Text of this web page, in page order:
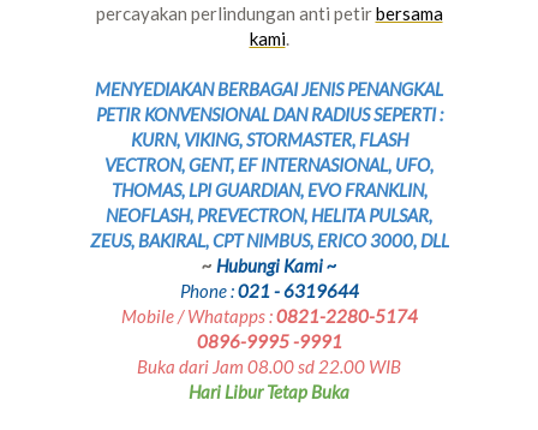
percayakan perlindungan anti petirbersama
kami.
MENYEDIAKAN BERBAGAI JENIS PENANGKAL
PETIR KONVENSIONAL DAN RADIUS SEPERTI :
KURN, VIKING, STORMASTER, FLASH
VECTRON, GENT, EF INTERNASIONAL, UFO,
THOMAS, LPI GUARDIAN, EVO FRANKLIN,
NEOFLASH, PREVECTRON, HELITA PULSAR,
ZEUS, BAKIRAL, CPT NIMBUS, ERICO 3000, DLL
~ Hubungi Kami ~
Phone :021 - 6319644
Mobile / Whatapps :0821-2280-5174
0896-9995 -9991
Buka dari Jam 08.00 sd 22.00 WIB
Hari Libur Tetap Buka